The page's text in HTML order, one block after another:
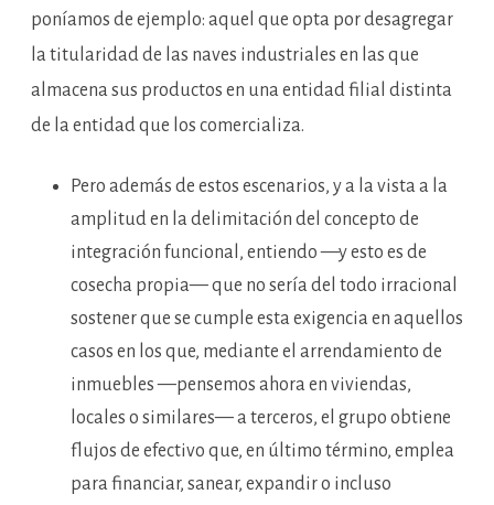
poníamos de ejemplo: aquel que opta por desagregar
la titularidad de las naves industriales en las que
almacena sus productos en una entidad filial distinta
de la entidad que los comercializa.
Pero además de estos escenarios, y a la vista a la
amplitud en la delimitación del concepto de
integración funcional, entiendo —y esto es de
cosecha propia— que no sería del todo irracional
sostener que se cumple esta exigencia en aquellos
casos en los que, mediante el arrendamiento de
inmuebles —pensemos ahora en viviendas,
locales o similares— a terceros, el grupo obtiene
flujos de efectivo que, en último término, emplea
para financiar, sanear, expandir o incluso